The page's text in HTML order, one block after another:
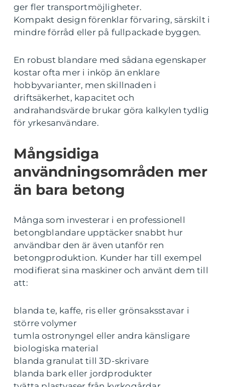
ger fler transportmöjligheter.
Kompakt design förenklar förvaring, särskilt i
mindre förråd eller på fullpackade byggen.
En robust blandare med sådana egenskaper
kostar ofta mer i inköp än enklare
hobbyvarianter, men skillnaden i
driftsäkerhet, kapacitet och
andrahandsvärde brukar göra kalkylen tydlig
för yrkesanvändare.
Mångsidiga
användningsområden mer
än bara betong
Många som investerar i en professionell
betongblandare upptäcker snabbt hur
användbar den är även utanför ren
betongproduktion. Kunder har till exempel
modifierat sina maskiner och använt dem till
att:
blanda te, kaffe, ris eller grönsaksstavar i
större volymer
tumla ostronyngel eller andra känsligare
biologiska material
blanda granulat till 3D-skrivare
blanda bark eller jordprodukter